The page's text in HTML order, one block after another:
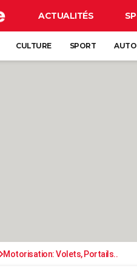
ACTUALITÉS
CULTURE SPORT AUTO
Motorisation: Volets, Portails..